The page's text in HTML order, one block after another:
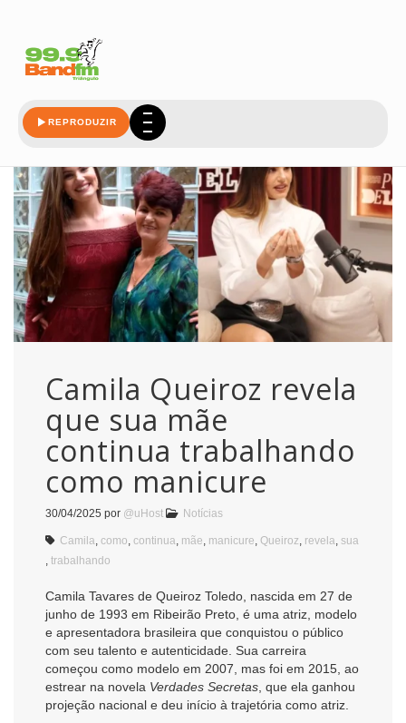
REPRODUZIR
Camila Queiroz revela
que sua mãe
continua trabalhando
como manicure
30/04/2025 por @uHost Notícias
Camila como continua mãe manicure Queiroz revela sua
trabalhando
Camila Tavares de Queiroz Toledo, nascida em 27 de
junho de 1993 em Ribeirão Preto, é uma atriz, modelo
e apresentadora brasileira que conquistou o público
com seu talento e autenticidade. Sua carreira
começou como modelo em 2007, mas foi em 2015, ao
estrear na novela Verdades Secretas , que ela ganhou
projeção nacional e deu início à trajetória como atriz.